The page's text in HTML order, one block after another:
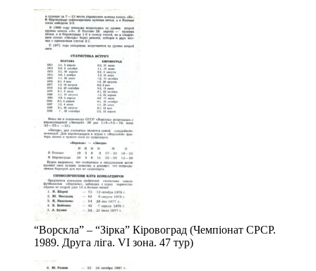
“Ворскла” – “Зірка” Кіровоград (Чемпіонат СРСР.
1989. Друга ліга. VІ зона. 47 тур)